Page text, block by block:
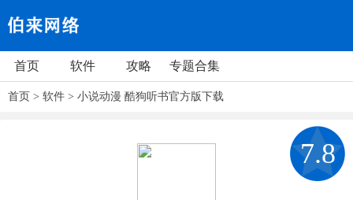
首页 软件 攻略 专题合集
首页 > 软件 > 小说动漫 酷狗听书官方版下载
7.8